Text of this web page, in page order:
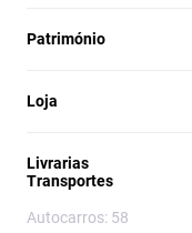
Património
Loja
Livrarias
Transportes
Autocarros: 58